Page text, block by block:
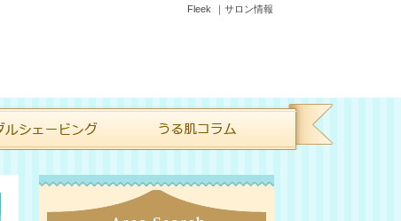
Fleek ｜サロン情報